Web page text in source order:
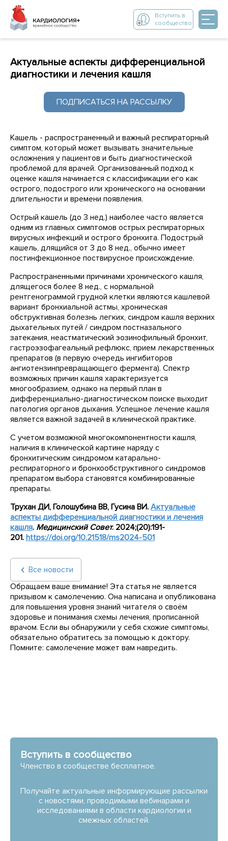
Вступить в
сообщество
Актуальные аспекты дифференциальной
диагностики и лечения кашля
ПОДПИСАТЬСЯ НА РАССЫЛКУ
Кашель - распространенный и важный респираторный
симптом, который может вызывать значительные
осложнения у пациентов и быть диагностической
проблемой для врачей. Организованный подход к
оценке кашля начинается с классификации его как
острого, подострого или хронического на основании
длительности и времени появления.
Острый кашель (до 3 нед.) наиболее часто является
одним из главных симптомов острых респираторных
вирусных инфекций и острого бронхита. Подострый
кашель, длящийся от 3 до 8 нед., обычно имеет
постинфекционное поствирусное происхождение.
Распространенными причинами хронического кашля,
длящегося более 8 нед., с нормальной
рентгенограммой грудной клетки являются кашлевой
вариант бронхиальной астмы, хроническая
обструктивная болезнь легких, синдром кашля верхних
дыхательных путей / синдром постназального
затекания, неастматический эозинофильный бронхит,
гастроэзофагеальный рефлюкс, прием лекарственных
препаратов (в первую очередь ингибиторов
ангиотензинпревращающего фермента). Спектр
возможных причин кашля характеризуется
многообразием, однако на первый план в
дифференциально-диагностическом поиске выходит
патология органов дыхания. Успешное лечение кашля
является важной задачей в клинической практике.
С учетом возможной многокомпонентности кашля,
наличия в клинической картине наряду с
бронхитическим синдромом катарально-
респираторного и бронхообструктивного синдромов
препаратом выбора становятся комбинированные
препараты.
Трухан ДИ, Голошубина ВВ, Гусина ВИ. Актуальные
аспекты дифференциальной диагностики и лечения
кашля. Медицинский Совет. 2024;(20):191-
201. https://doi.org/10.21518/ms2024-501
Все новости
Обращаем ваше внимание! Эта статья не является
призывом к самолечению. Она написана и опубликована
для повышения уровня знаний читателя о своём
здоровье и понимания схемы лечения, прописанной
врачом. Если вы обнаружили у себя схожие симптомы,
обязательно обратитесь за помощью к доктору.
Помните: самолечение может вам навредить.
Вступить в сообщество
Членство в сообществе бесплатное.
Получайте актуальные информирующие рассылки
с новостями, проводимыми вебинарами и
исследованиями в области кардиологии и
смежных областей.